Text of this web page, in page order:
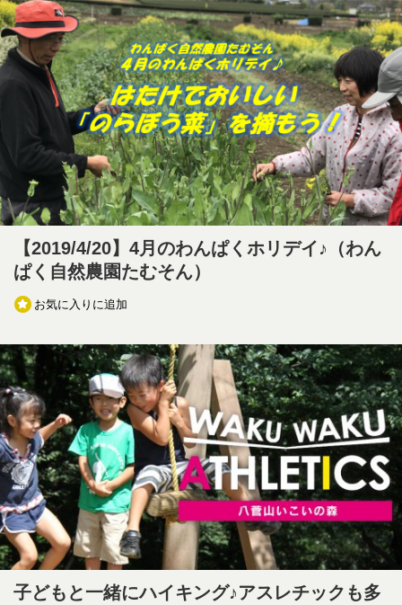
【2019/4/20】4月のわんぱくホリデイ♪（わん
ぱく自然農園たむそん）
お気に入りに追加
子どもと一緒にハイキング♪アスレチックも多